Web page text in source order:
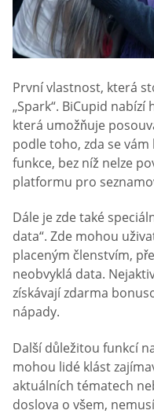
První vlastnost, která
„Spark“. BiCupid
která umožňuje
podle toho, zda se
funkce, bez níž nelze
platformu pro
Dále je zde také
data“. Zde mohou
placeným členstvím,
neobvyklá data.
získávají zdarma
nápady.
Další důležitou funkcí
mohou lidé klást
aktuálních tématech
doslova o všem,